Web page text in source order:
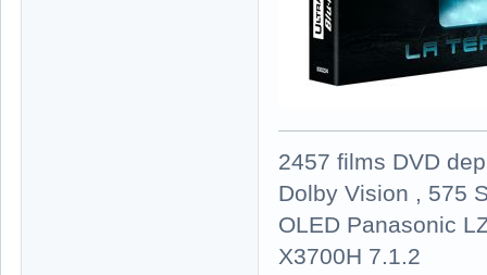
2457 films DVD
Dolby Vision , 575
OLED Panasonic
X3700H 7.1.2